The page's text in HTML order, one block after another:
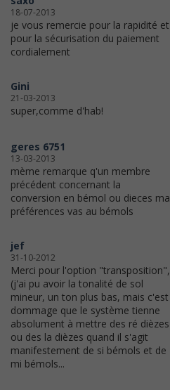
18-07-2013
je vous remercie pour la rapidité et
pour la sécurisation du paiement
cordialement
Gini
21-03-2013
super,comme d'hab!
geres 6751
13-03-2013
mème remarque q'un membre
précédent concernant la
conversion en bémol ou dieces ma
préférences vas au bémols
jef
31-10-2012
Merci pour l'option "transposition",
(j'ai pu avoir la tonalité de sol
mineur, un ton plus bas, mais c'est
dommage que le système tienne
absolument à mettre des ré dièzes
ou des la dièzes quand il s'agit
manifestement de si bémols et de
mi bémols...